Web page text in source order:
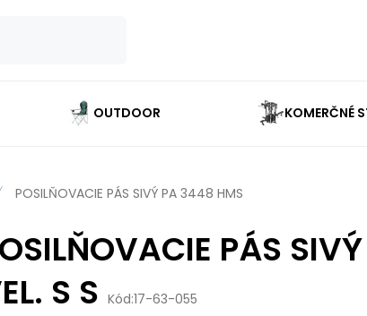
OUTDOOR KOMERČNÉ
POSILŇOVACIE PÁS SIVÝ PA 3448 HMS
PÁS
S S Kód:17-63-055